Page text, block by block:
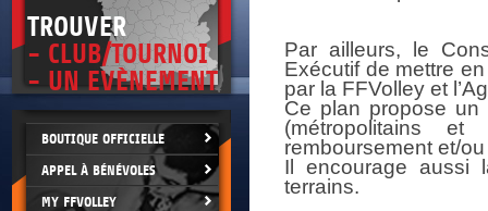
TROUVER
- CLUB/TOURNOI
- UN EVÈNEMENT
BOUTIQUE OFFICIELLE
APPEL À BÉNÉVOLES
MY FFVOLLEY
Par ailleurs, le
Exécutif de mettre
par la FFVolley et
Ce plan propose un
(métropolitains
remboursement et/
Il encourage aussi
terrains.